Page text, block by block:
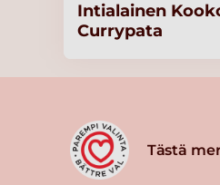
Lue
Intialainen
Currypata
Tästä